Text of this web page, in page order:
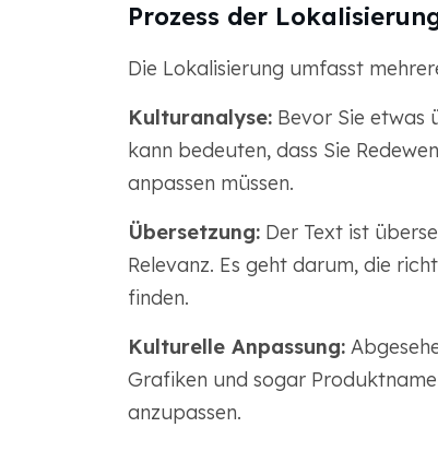
Prozess der
Die Lokalisierung umfasst
Kulturanalyse:Bevor Sie etwas
kann bedeuten, dass Sie
anpassen müssen.
Übersetzung:Der Text ist
Relevanz. Es geht darum, die
finden.
Kulturelle Anpassung:
Grafiken und sogar
anzupassen.